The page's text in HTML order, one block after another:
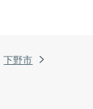
下野市